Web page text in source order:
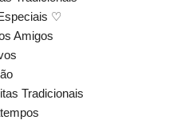
♡
Amigos
Tradicionais